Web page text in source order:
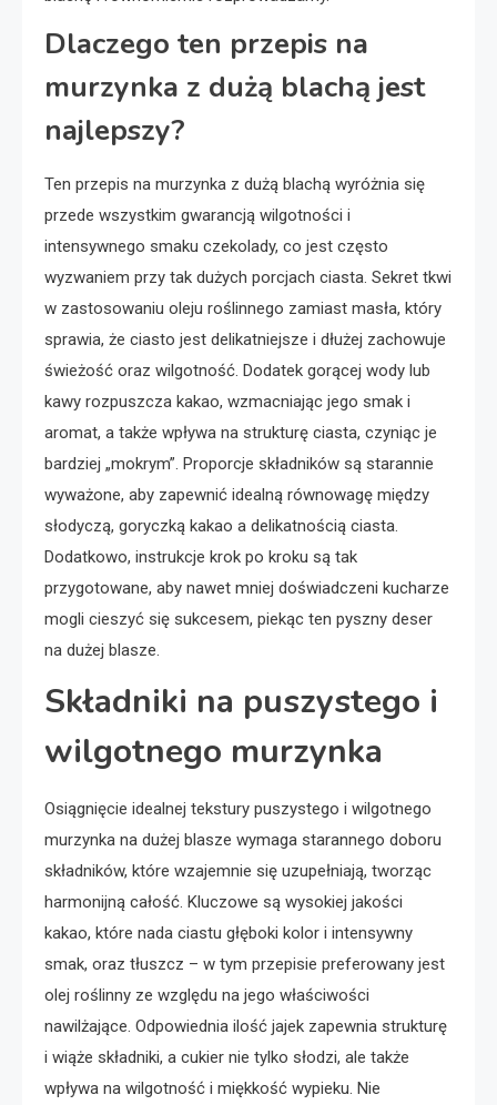
Dlaczego ten przepis na
murzynka z dużą blachą jest
najlepszy?
Ten przepis na murzynka z dużą blachą wyróżnia się
przede wszystkim gwarancją wilgotności i
intensywnego smaku czekolady, co jest często
wyzwaniem przy tak dużych porcjach ciasta. Sekret tkwi
w zastosowaniu oleju roślinnego zamiast masła, który
sprawia, że ciasto jest delikatniejsze i dłużej zachowuje
świeżość oraz wilgotność. Dodatek gorącej wody lub
kawy rozpuszcza kakao, wzmacniając jego smak i
aromat, a także wpływa na strukturę ciasta, czyniąc je
bardziej „mokrym”. Proporcje składników są starannie
wyważone, aby zapewnić idealną równowagę między
słodyczą, goryczką kakao a delikatnością ciasta.
Dodatkowo, instrukcje krok po kroku są tak
przygotowane, aby nawet mniej doświadczeni kucharze
mogli cieszyć się sukcesem, piekąc ten pyszny deser
na dużej blasze.
Składniki na puszystego i
wilgotnego murzynka
Osiągnięcie idealnej tekstury puszystego i wilgotnego
murzynka na dużej blasze wymaga starannego doboru
składników, które wzajemnie się uzupełniają, tworząc
harmonijną całość. Kluczowe są wysokiej jakości
kakao, które nada ciastu głęboki kolor i intensywny
smak, oraz tłuszcz – w tym przepisie preferowany jest
olej roślinny ze względu na jego właściwości
nawilżające. Odpowiednia ilość jajek zapewnia strukturę
i wiąże składniki, a cukier nie tylko słodzi, ale także
wpływa na wilgotność i miękkość wypieku. Nie